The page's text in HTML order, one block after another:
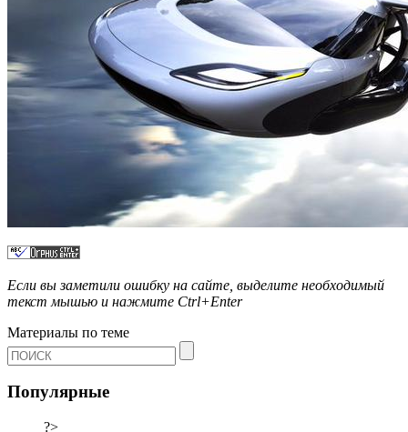
Если вы заметили ошибку на сайте, выделите необходимый
текст мышью и нажмите Ctrl+Enter
Материалы по теме
Популярные
?>